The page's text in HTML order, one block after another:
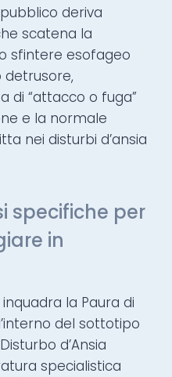
deriva
scatena la
sfintere esofageo
detrusore,
di “attacco o fuga”
e la normale
nei disturbi d’ansia
specifiche per
in
la Paura di
del sottotipo
d’Ansia
specialistica